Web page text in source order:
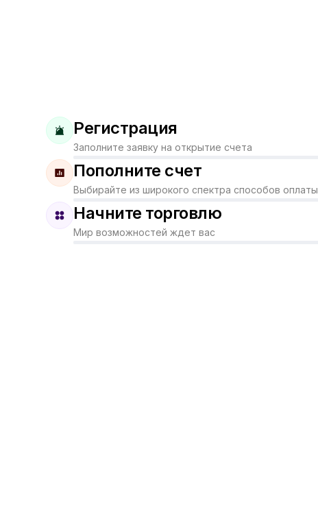
Регистрация
Заполните заявку на открытие счета
Пополните счет
Выбирайте из широкого спектра способов оплаты
Начните торговлю
Мир возможностей ждет вас